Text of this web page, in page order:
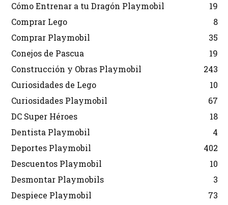
Cómo Entrenar a tu Dragón Playmobil
19
Comprar Lego
8
Comprar Playmobil
35
Conejos de Pascua
19
Construcción y Obras Playmobil
243
Curiosidades de Lego
10
Curiosidades Playmobil
67
DC Super Héroes
18
Dentista Playmobil
4
Deportes Playmobil
402
Descuentos Playmobil
10
Desmontar Playmobils
3
Despiece Playmobil
73